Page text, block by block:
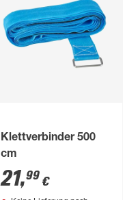
Klettverbinder 500
cm
21,99 €